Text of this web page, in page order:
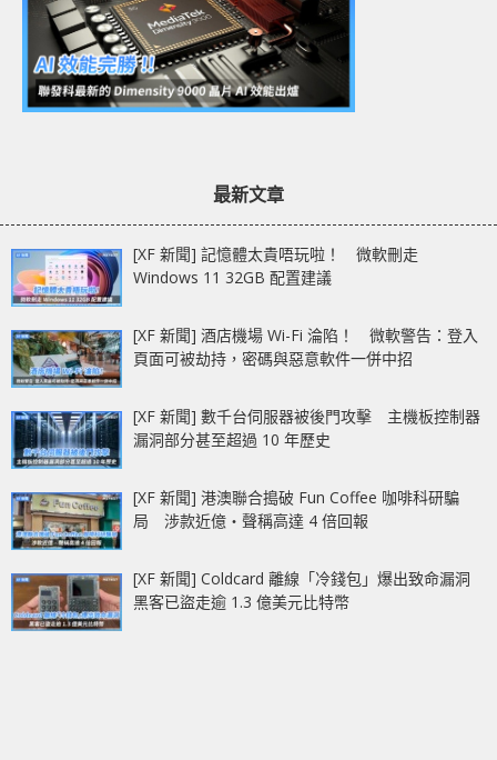
最新文章
[XF 新聞] 記憶體太貴唔玩啦！ 微軟刪走
Windows 11 32GB 配置建議
[XF 新聞] 酒店機場 Wi-Fi 淪陷！ 微軟警告：登入
頁面可被劫持，密碼與惡意軟件一併中招
[XF 新聞] 數千台伺服器被後門攻擊 主機板控制器
漏洞部分甚至超過 10 年歷史
[XF 新聞] 港澳聯合搗破 Fun Coffee 咖啡科研騙
局 涉款近億‧聲稱高達 4 倍回報
[XF 新聞] Coldcard 離線「冷錢包」爆出致命漏洞
黑客已盜走逾 1.3 億美元比特幣